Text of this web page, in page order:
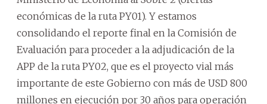
económicas de la ruta PY01). Y estamos
consolidando el reporte final en la Comisión de
Evaluación para proceder a la adjudicación de la
APP de la ruta PY02, que es el proyecto vial más
importante de este Gobierno con más de USD 800
millones en ejecución por 30 años para operación